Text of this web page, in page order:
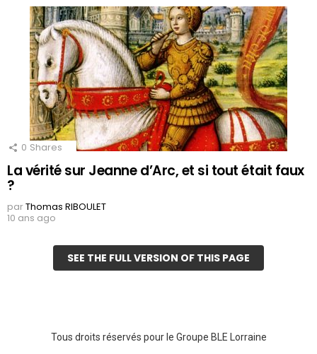
0 Shares
La vérité sur Jeanne d’Arc, et si tout était faux
?
parThomas RIBOULET
10 ans ago
SEE THE FULL VERSION OF THIS PAGE
Tous droits réservés pour le Groupe BLE Lorraine